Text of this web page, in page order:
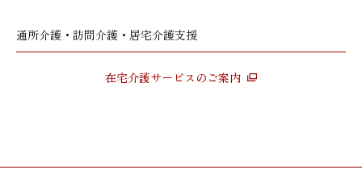
通所介護・訪問介護・居宅介護支援
在宅介護サービスのご案内